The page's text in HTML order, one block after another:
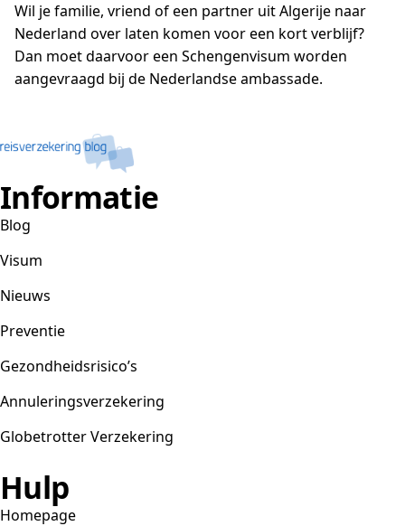
Wil je familie, vriend of een partner uit Algerije naar
Nederland over laten komen voor een kort verblijf?
Dan moet daarvoor een Schengenvisum worden
aangevraagd bij de Nederlandse ambassade.
Informatie
Blog
Visum
Nieuws
Preventie
Gezondheidsrisico’s
Annuleringsverzekering
Globetrotter Verzekering
Hulp
Homepage